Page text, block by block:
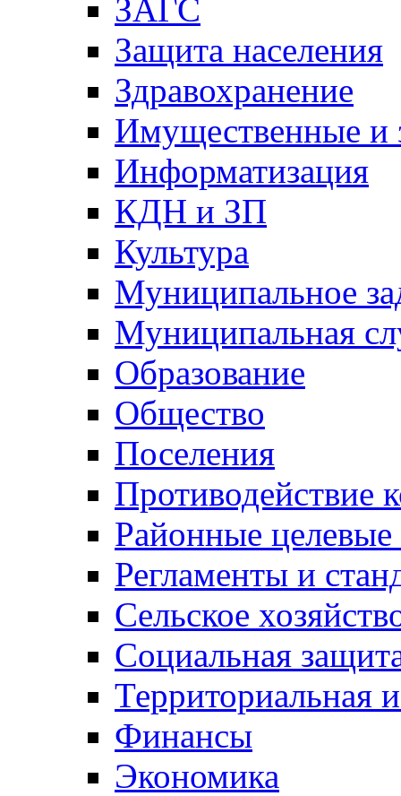
ЗАГС
Защита населения
Здравохранение
Имущественные и
Информатизация
КДН и ЗП
Культура
Муниципальное
Муниципальная
Образование
Общество
Поселения
Противодействие
Районные
Регламенты и
Сельское
Социальная
Территориальная
Финансы
Экономика